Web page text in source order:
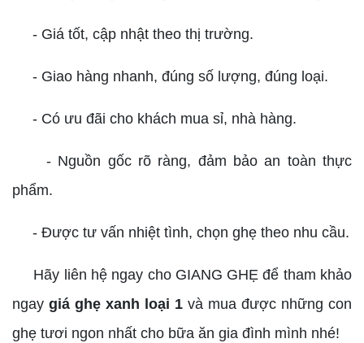
- Giá tốt, cập nhật theo thị trường.
- Giao hàng nhanh, đúng số lượng, đúng loại.
- Có ưu đãi cho khách mua sỉ, nhà hàng.
- Nguồn gốc rõ ràng, đảm bảo an toàn thực
phẩm.
- Được tư vấn nhiệt tình, chọn ghẹ theo nhu cầu.
Hãy liên hệ ngay cho GIANG GHẸ để tham khảo
ngay giá ghẹ xanh loại 1 và mua được những con
ghẹ tươi ngon nhất cho bữa ăn gia đình mình nhé!